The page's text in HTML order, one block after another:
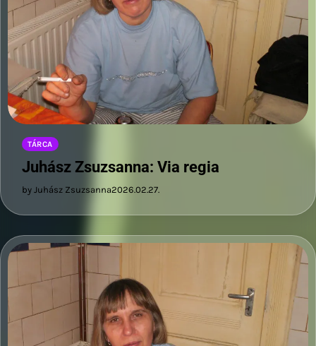
TÁRCA
Juhász Zsuzsanna: Via regia
by Juhász Zsuzsanna2026.02.27.